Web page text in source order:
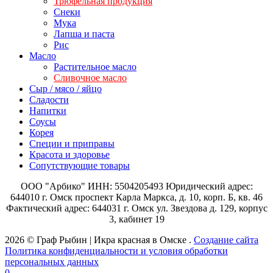
Снеки
Мука
Лапша и паста
Рис
Масло
Растительное масло
Сливочное масло
Сыр / мясо / яйцо
Сладости
Напитки
Соусы
Корея
Специи и приправы
Красота и здоровье
Сопутствующие товары
ООО "Арбико" ИНН: 5504205493 Юридический адрес:
644010 г. Омск проспект Карла Маркса, д. 10, корп. Б, кв. 46
Фактический адрес: 644031 г. Омск ул. Звездова д. 129, корпус
3, кабинет 19
2026 © Граф Рыбин | Икра красная в Омске . Создание сайта
Политика конфиденциальности и условия обработки
персональных данных